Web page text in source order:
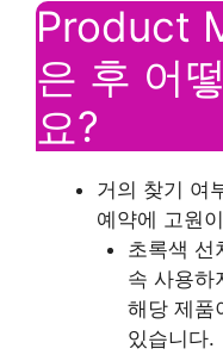
Product
은 후 어
요?
거의 찾기 여
예약에 고원
초록색 선
속 사용하
해당 제품
있습니다.